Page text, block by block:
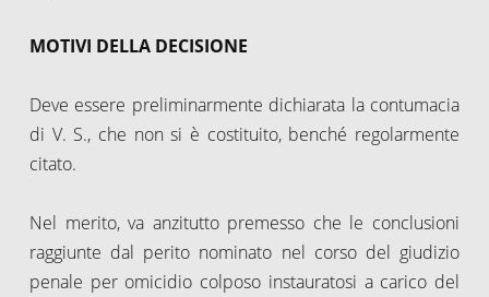
MOTIVI DELLA DECISIONE
Deve essere preliminarmente dichiarata la contumacia
di V. S., che non si è costituito, benché regolarmente
citato.
Nel merito, va anzitutto premesso che le conclusioni
raggiunte dal perito nominato nel corso del giudizio
penale per omicidio colposo instauratosi a carico del